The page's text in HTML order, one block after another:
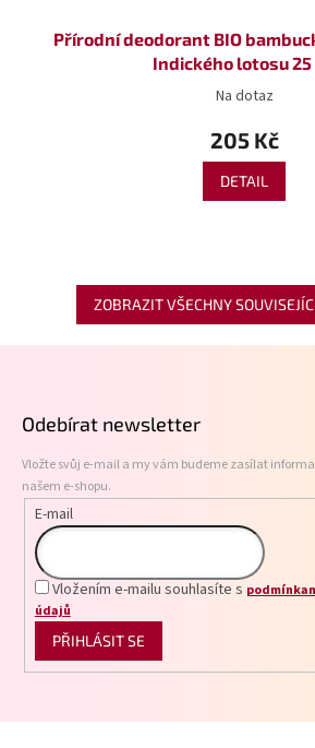
Přírodní deodorant BIO
Indického lotosu 25
Na dotaz
205 Kč
DETAIL
ZOBRAZIT VŠECHNY
Odebírat newsletter
Vložte svůj e-mail a my vám budeme zasílat
našem e-shopu.
E-mail
Vložením e-mailu souhlasíte s
údajů
PŘIHLÁSIT SE